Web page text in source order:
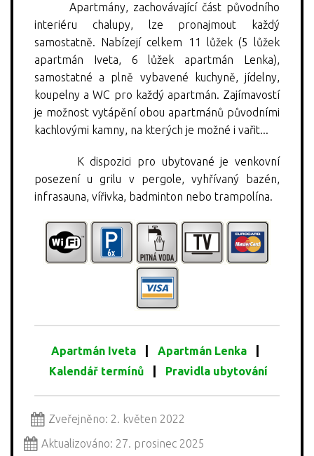
Apartmány, zachovávající část původního
interiéru chalupy, lze pronajmout každý
samostatně. Nabízejí celkem 11 lůžek (5 lůžek
apartmán Iveta, 6 lůžek apartmán Lenka),
samostatné a plně vybavené kuchyně, jídelny,
koupelny a WC pro každý apartmán. Zajímavostí
je možnost vytápění obou apartmánů původními
kachlovými kamny, na kterých je možné i vařit...
K dispozici pro ubytované je venkovní
posezení u grilu v pergole, vyhřívaný bazén,
infrasauna, vířivka, badminton nebo trampolína.
Apartmán Iveta Apartmán Lenka
Kalendář termínů Pravidla ubytování
Zveřejněno: 2. květen 2022
Aktualizováno: 27. prosinec 2025